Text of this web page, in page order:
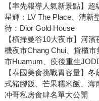
【率先報導人氣新景點】
星輝：LV The Place、清新
待：Dior Gold House
【橫掃曼谷10大夜市】河
機夜市Chang Chui、貨櫃
市Huamum、疫後重生
【泰國美食挑戰胃容量】
式豬腳飯、芒果糯米飯、海
冲哥私房食肆名單大公開